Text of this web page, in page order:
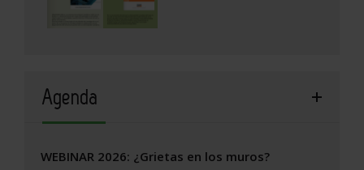
Agenda
WEBINAR 2026: ¿Grietas en los muros?